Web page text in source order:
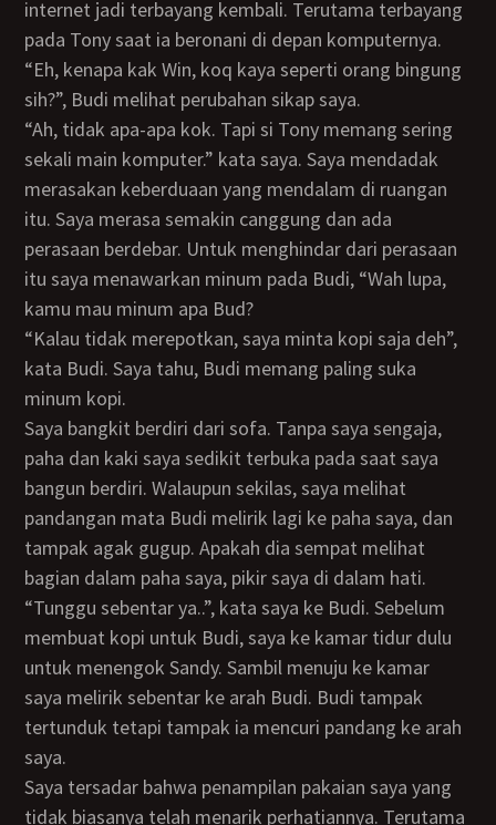
internet jadi terbayang kembali. Terutama terbayang
pada Tony saat ia beronani di depan komputernya.
“Eh, kenapa kak Win, koq kaya seperti orang bingung
sih?”, Budi melihat perubahan sikap saya.
“Ah, tidak apa-apa kok. Tapi si Tony memang sering
sekali main komputer.” kata saya. Saya mendadak
merasakan keberduaan yang mendalam di ruangan
itu. Saya merasa semakin canggung dan ada
perasaan berdebar. Untuk menghindar dari perasaan
itu saya menawarkan minum pada Budi, “Wah lupa,
kamu mau minum apa Bud?
“Kalau tidak merepotkan, saya minta kopi saja deh”,
kata Budi. Saya tahu, Budi memang paling suka
minum kopi.
Saya bangkit berdiri dari sofa. Tanpa saya sengaja,
paha dan kaki saya sedikit terbuka pada saat saya
bangun berdiri. Walaupun sekilas, saya melihat
pandangan mata Budi melirik lagi ke paha saya, dan
tampak agak gugup. Apakah dia sempat melihat
bagian dalam paha saya, pikir saya di dalam hati.
“Tunggu sebentar ya..”, kata saya ke Budi. Sebelum
membuat kopi untuk Budi, saya ke kamar tidur dulu
untuk menengok Sandy. Sambil menuju ke kamar
saya melirik sebentar ke arah Budi. Budi tampak
tertunduk tetapi tampak ia mencuri pandang ke arah
saya.
Saya tersadar bahwa penampilan pakaian saya yang
tidak biasanya telah menarik perhatiannya. Terutama